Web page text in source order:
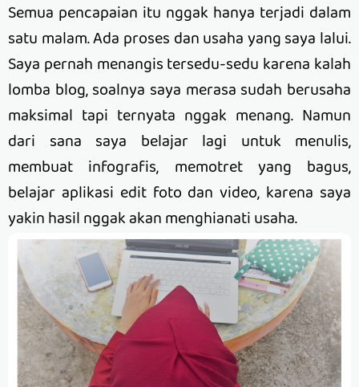
Semua pencapaian itu nggak hanya terjadi dalam
satu malam. Ada proses dan usaha yang saya lalui.
Saya pernah menangis tersedu-sedu karena kalah
lomba blog, soalnya saya merasa sudah berusaha
maksimal tapi ternyata nggak menang. Namun
dari sana saya belajar lagi untuk menulis,
membuat infografis, memotret yang bagus,
belajar aplikasi edit foto dan video, karena saya
yakin hasil nggak akan menghianati usaha.